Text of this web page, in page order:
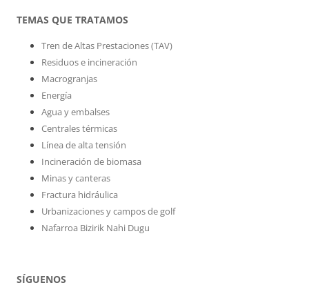
TEMAS QUE TRATAMOS
Tren de Altas Prestaciones (TAV)
Residuos e incineración
Macrogranjas
Energía
Agua y embalses
Centrales térmicas
Línea de alta tensión
Incineración de biomasa
Minas y canteras
Fractura hidráulica
Urbanizaciones y campos de golf
Nafarroa Bizirik Nahi Dugu
SÍGUENOS